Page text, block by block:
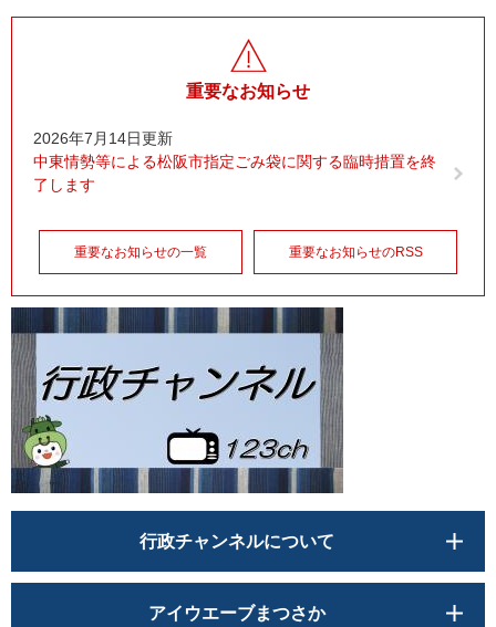
重要なお知らせ
2026年7月14日更新
中東情勢等による松阪市指定ごみ袋に関する臨時措置を終
了します
重要なお知らせの一覧 重要なお知らせのRSS
行政チャンネルについて
アイウエーブまつさか